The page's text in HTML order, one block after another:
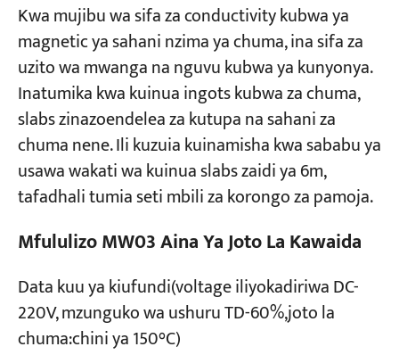
Wasiliana nasi
Kwa mujibu wa sifa za conductivity kubwa ya
magnetic ya sahani nzima ya chuma, ina sifa za
uzito wa mwanga na nguvu kubwa ya kunyonya.
Inatumika kwa kuinua ingots kubwa za chuma,
slabs zinazoendelea za kutupa na sahani za
chuma nene. Ili kuzuia kuinamisha kwa sababu ya
usawa wakati wa kuinua slabs zaidi ya 6m,
tafadhali tumia seti mbili za korongo za pamoja.
Mfululizo MW03 Aina Ya Joto La Kawaida
Data kuu ya kiufundi(voltage iliyokadiriwa DC-
220V, mzunguko wa ushuru TD-60%,joto la
chuma:chini ya 150°C)